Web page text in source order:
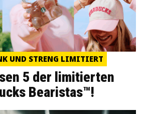
UND STRENG LIMITIERT
5 der limitierten
Bearistas™!